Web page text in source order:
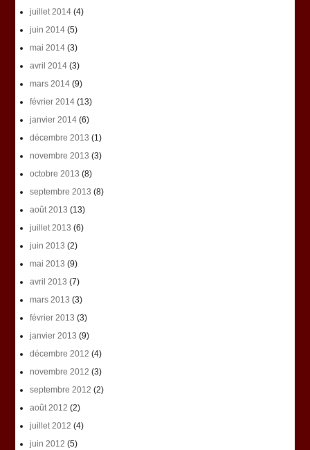
juillet 2014(4)
juin 2014(5)
mai 2014(3)
avril 2014(3)
mars 2014(9)
février 2014(13)
janvier 2014(6)
décembre 2013 (1)
novembre 2013 (3)
octobre 2013 (8)
septembre 2013 (8)
août 2013 (13)
juillet 2013 (6)
juin 2013 (2)
mai 2013 (9)
avril 2013 (7)
mars 2013 (3)
février 2013 (3)
janvier 2013 (9)
décembre 2012 (4)
novembre 2012 (3)
septembre 2012 (2)
août 2012 (2)
juillet 2012 (4)
juin 2012 (5)